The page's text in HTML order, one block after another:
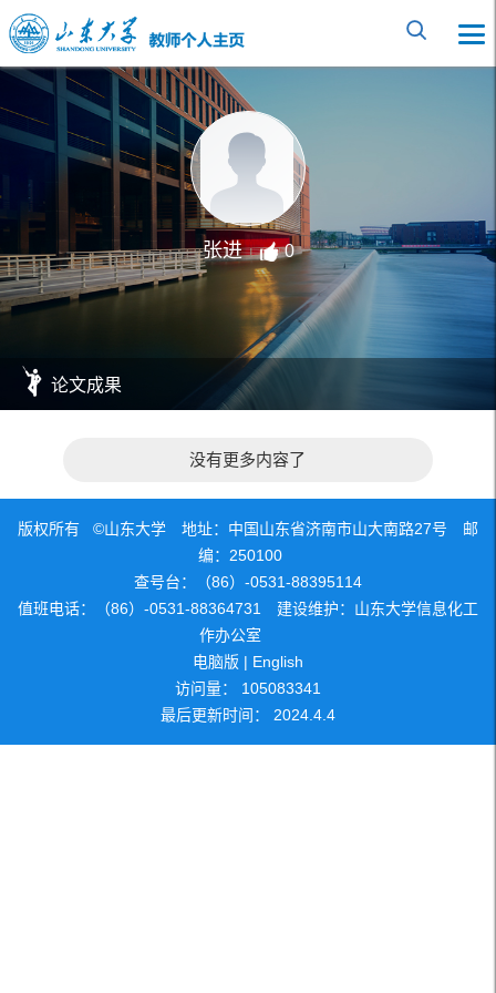
张进 0
论文成果
没有更多内容了
版权所有 ©山东大学 地址：中国山东省济南市山大南路27号 邮
编：250100
查号台：（86）-0531-88395114
值班电话：（86）-0531-88364731 建设维护：山东大学信息化工
作办公室
电脑版 | English
访问量： 105083341
最后更新时间： 2024 4 4